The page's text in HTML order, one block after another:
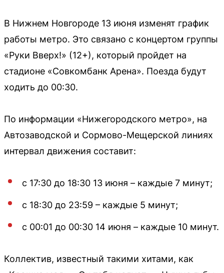
В Нижнем Новгороде 13 июня изменят график
работы метро. Это связано с концертом группы
«Руки Вверх!» (12+), который пройдет на
стадионе «Совкомбанк Арена». Поезда будут
ходить до 00:30.
По информации «Нижегородского метро», на
Автозаводской и Сормово-Мещерской линиях
интервал движения составит:
с 17:30 до 18:30 13 июня – каждые 7 минут;
с 18:30 до 23:59 – каждые 5 минут;
с 00:01 до 00:30 14 июня – каждые 10 минут.
Коллектив, известный такими хитами, как